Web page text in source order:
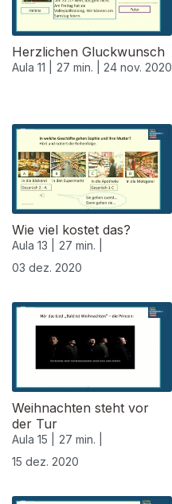
Herzlichen Gluckwunsch
Aula 11 | 27 min. | 24 nov. 2020
Wie viel kostet das?
Aula 13 |
27 min. |
03 dez. 2020
Weihnachten steht vor
der Tur
Aula 15 |
27 min. |
15 dez. 2020